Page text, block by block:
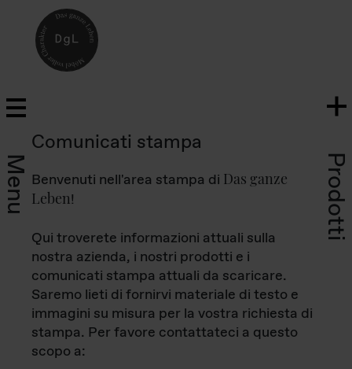
Menu Prodotti
Comunicati stampa
Benvenuti nell'area stampa di Das ganze
Leben!
Qui troverete informazioni attuali sulla
nostra azienda, i nostri prodotti e i
comunicati stampa attuali da scaricare.
Saremo lieti di fornirvi materiale di testo e
immagini su misura per la vostra richiesta di
stampa. Per favore contattateci a questo
scopo a: